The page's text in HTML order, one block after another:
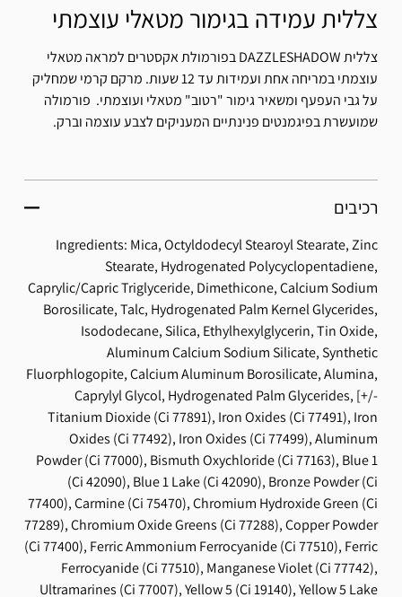
צללית עמידה בגימור מטאלי עוצמתי
צללית DAZZLESHADOW בפורמולת אקסטרים למראה מטאלי
עוצמתי במריחה אחת ועמידות עד 12 שעות. מרקם קרמי שמחליק
על גבי העפעף ומשאיר גימור "רטוב" מטאלי ועוצמתי. פורמולה
שמועשרת בפיגמנטים פנינתיים המעניקים לצבע עוצמה וברק.
רכיבים
Ingredients: Mica, Octyldodecyl Stearoyl Stearate, Zinc
Stearate, Hydrogenated Polycyclopentadiene,
Caprylic/Capric Triglyceride, Dimethicone, Calcium Sodium
Borosilicate, Talc, Hydrogenated Palm Kernel Glycerides,
Isododecane, Silica, Ethylhexylglycerin, Tin Oxide,
Aluminum Calcium Sodium Silicate, Synthetic
Fluorphlogopite, Calcium Aluminum Borosilicate, Alumina,
Caprylyl Glycol, Hydrogenated Palm Glycerides, [+/-
Titanium Dioxide (Ci 77891), Iron Oxides (Ci 77491), Iron
Oxides (Ci 77492), Iron Oxides (Ci 77499), Aluminum
Powder (Ci 77000), Bismuth Oxychloride (Ci 77163), Blue 1
(Ci 42090), Blue 1 Lake (Ci 42090), Bronze Powder (Ci
77400), Carmine (Ci 75470), Chromium Hydroxide Green (Ci
77289), Chromium Oxide Greens (Ci 77288), Copper Powder
(Ci 77400), Ferric Ammonium Ferrocyanide (Ci 77510), Ferric
Ferrocyanide (Ci 77510), Manganese Violet (Ci 77742),
Ultramarines (Ci 77007), Yellow 5 (Ci 19140), Yellow 5 Lake